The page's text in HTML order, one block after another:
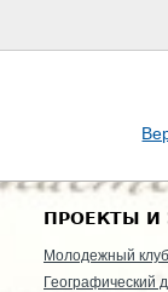
ПРОЕКТЫ И
Молодежный клуб
Географический